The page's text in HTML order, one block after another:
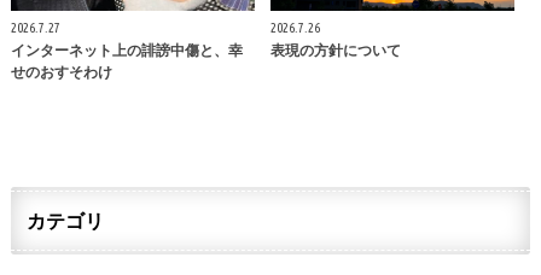
2026.7.27
インターネット上の誹謗中傷と、幸
せのおすそわけ
2026.7.26
表現の方針について
カテゴリ